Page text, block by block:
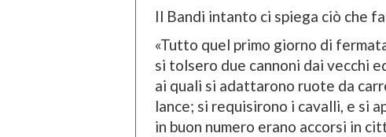
Il Bandi intanto ci spiega ciò che
«Tutto quel primo giorno di
si tolsero due cannoni dai vecchi
ai quali si adattarono ruote da
lance; si requisirono i cavalli, e si
in buon numero erano accorsi in